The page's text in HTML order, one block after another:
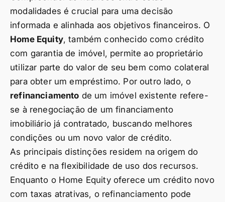
modalidades é crucial para uma decisão
informada e alinhada aos objetivos financeiros. O
Home Equity, também conhecido como crédito
com garantia de imóvel, permite ao proprietário
utilizar parte do valor de seu bem como colateral
para obter um empréstimo. Por outro lado, o
refinanciamento de um imóvel existente refere-
se à renegociação de um financiamento
imobiliário já contratado, buscando melhores
condições ou um novo valor de crédito.
As principais distinções residem na origem do
crédito e na flexibilidade de uso dos recursos.
Enquanto o Home Equity oferece um crédito novo
com taxas atrativas, o refinanciamento pode